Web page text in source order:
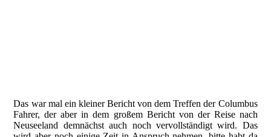
Das war mal ein kleiner Bericht von dem Treffen der Columbus
Fahrer, der aber in dem großem Bericht von der Reise nach
Neuseeland demnächst auch noch vervollständigt wird. Das